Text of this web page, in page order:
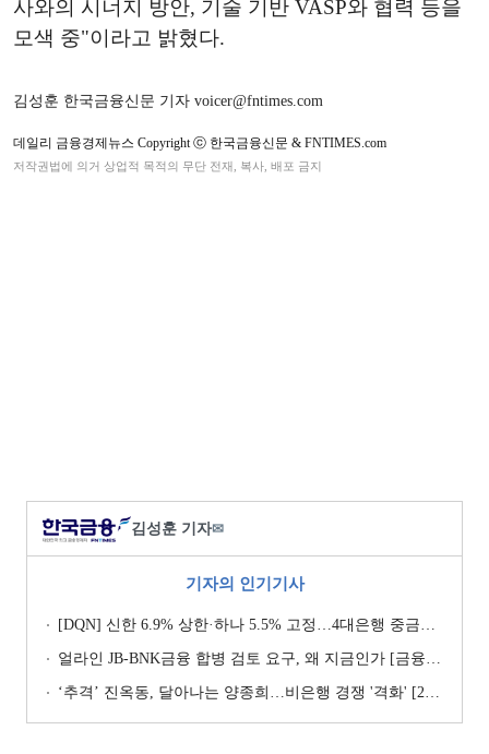
사와의 시너지 방안, 기술 기반 VASP와 협력 등을
모색 중"이라고 밝혔다.
김성훈 한국금융신문 기자 voicer@fntimes.com
데일리 금융경제뉴스 Copyright ⓒ 한국금융신문 & FNTIMES.com
저작권법에 의거 상업적 목적의 무단 전재, 복사, 배포 금지
김성훈 기자✉
기자의 인기기사
[DQN] 신한 6.9% 상한·하나 5.5% 고정…4대은행 중금리대출 승부수
얼라인 JB-BNK금융 합병 검토 요구, 왜 지금인가 [금융지주는 지금]
‘추격ʼ 진옥동, 달아나는 양종희…비은행 경쟁 '격화' [2026 금융사 상반기 리그테이블]